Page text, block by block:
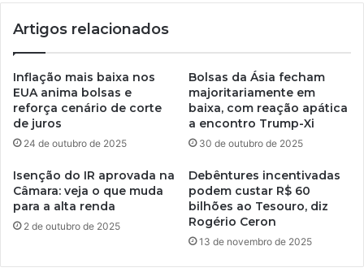
Artigos relacionados
Inflação mais baixa nos
EUA anima bolsas e
reforça cenário de corte
de juros
24 de outubro de 2025
Bolsas da Ásia fecham
majoritariamente em
baixa, com reação apática
a encontro Trump-Xi
30 de outubro de 2025
Isenção do IR aprovada na
Câmara: veja o que muda
para a alta renda
2 de outubro de 2025
Debêntures incentivadas
podem custar R$ 60
bilhões ao Tesouro, diz
Rogério Ceron
13 de novembro de 2025